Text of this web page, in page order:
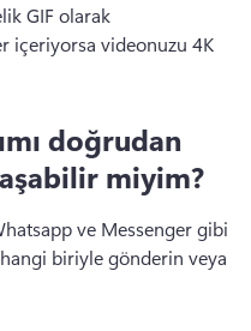
GIF olarak
içeriyorsa videonuzu 4K
doğrudan
miyim?
ve Messenger gibi
biriyle gönderin veya